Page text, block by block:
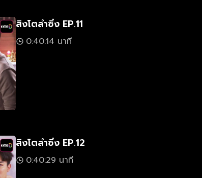
สิงโตลำซิ่ง EP.11
0:40:14 นาที
สิงโตลำซิ่ง EP.12
0:40:29 นาที